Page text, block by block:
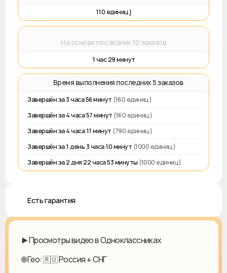
110 единиц}
На основе последних 10 заказов
1 час 29 минут
⏱️ Время выполнения последних 5 заказов
Завершён за 3 часа 56 минут (160 единиц)
Завершён за 4 часа 57 минут (160 единиц)
Завершён за 4 часа 11 минут (790 единиц)
Завершён за 1 день 3 часа 10 минут (1000 единиц)
Завершён за 2 дня 22 часа 53 минуты (1000 единиц)
♻️ Есть гарантия
▶️ Просмотры видео в Одноклассниках
🌐 Гео: 🇷🇺 Россия + СНГ